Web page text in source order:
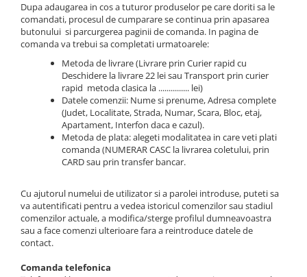
Dupa adaugarea in cos a tuturor produselor pe care doriti sa le
comandati, procesul de cumparare se continua prin apasarea
butonului si parcurgerea paginii de comanda. In pagina de
comanda va trebui sa completati urmatoarele:
Metoda de livrare (Livrare prin Curier rapid cu
Deschidere la livrare 22 lei sau Transport prin curier
rapid metoda clasica la ............... lei)
Datele comenzii: Nume si prenume, Adresa complete
(Judet, Localitate, Strada, Numar, Scara, Bloc, etaj,
Apartament, Interfon daca e cazul).
Metoda de plata: alegeti modalitatea in care veti plati
comanda (NUMERAR CASC la livrarea coletului, prin
CARD sau prin transfer bancar.
Cu ajutorul numelui de utilizator si a parolei introduse, puteti sa
va autentificati pentru a vedea istoricul comenzilor sau stadiul
comenzilor actuale, a modifica/sterge profilul dumneavoastra
sau a face comenzi ulterioare fara a reintroduce datele de
contact.
Comanda telefonica